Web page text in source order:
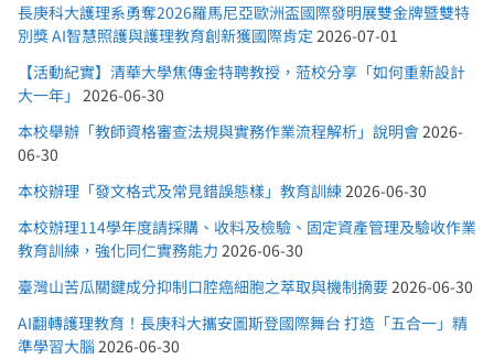
長庚科大護理系勇奪2026羅馬尼亞歐洲盃國際發明展雙金牌暨雙特
別獎 AI智慧照護與護理教育創新獲國際肯定 2026-07-01
【活動紀實】清華大學焦傳金特聘教授，蒞校分享「如何重新設計
大一年」 2026-06-30
本校舉辦「教師資格審查法規與實務作業流程解析」說明會2026-
06-30
本校辦理「發文格式及常見錯誤態樣」教育訓練2026-06-30
本校辦理114學年度請採購、收料及檢驗、固定資產管理及驗收作業
教育訓練，強化同仁實務能力 2026-06-30
臺灣山苦瓜關鍵成分抑制口腔癌細胞之萃取與機制摘要2026-06-30
AI翻轉護理教育！長庚科大攜安圖斯登國際舞台 打造「五合一」精
準學習大腦 2026-06-30